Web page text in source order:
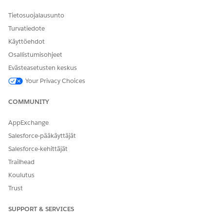
kokoonpanojen kohteet (CI), CI-tyypit, CI-attribuutit ja CI-
rakenteellisen ja luotettavan resurssin inventaarion ja
ylläpitää datan tarkkuutta eri järjestelmissä.
Anna palautetta, jotta voimme kehittyä!
Tietosuojalausunto
Turvatiedote
Käyttöehdot
Osallistumisohjeet
Evästeasetusten keskus
Your Privacy Choices
COMMUNITY
AppExchange
Salesforce-pääkäyttäjät
Salesforce-kehittäjät
Trailhead
Koulutus
Trust
SUPPORT & SERVICES